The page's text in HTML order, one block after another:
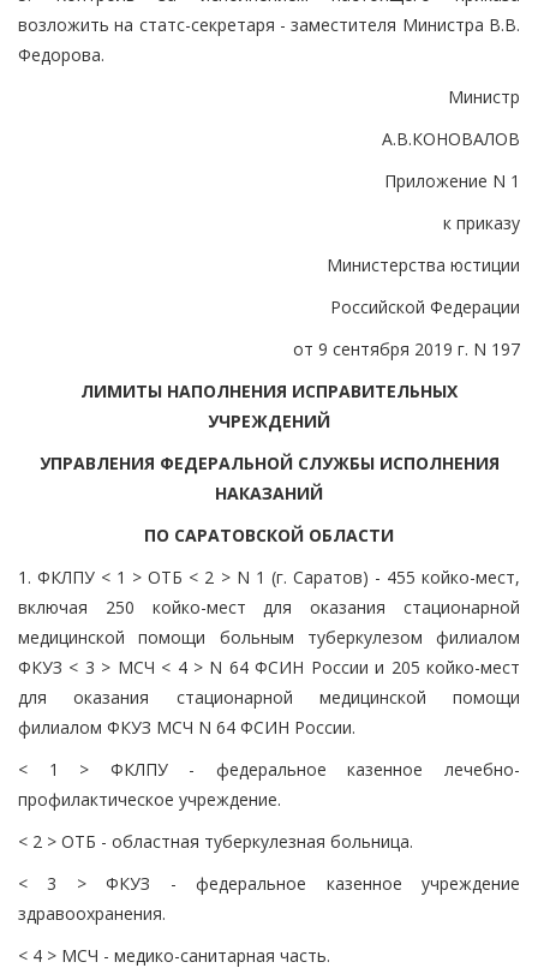
возложить на статс-секретаря - заместителя Министра В.В.
Федорова.
Министр
А.В.КОНОВАЛОВ
Приложение N 1
к приказу
Министерства юстиции
Российской Федерации
от 9 сентября 2019 г. N 197
ЛИМИТЫ НАПОЛНЕНИЯ ИСПРАВИТЕЛЬНЫХ
УЧРЕЖДЕНИЙ
УПРАВЛЕНИЯ ФЕДЕРАЛЬНОЙ СЛУЖБЫ ИСПОЛНЕНИЯ
НАКАЗАНИЙ
ПО САРАТОВСКОЙ ОБЛАСТИ
1. ФКЛПУ < 1 > ОТБ < 2 > N 1 (г. Саратов) - 455 койко-мест,
включая 250 койко-мест для оказания стационарной
медицинской помощи больным туберкулезом филиалом
ФКУЗ < 3 > МСЧ < 4 > N 64 ФСИН России и 205 койко-мест
для оказания стационарной медицинской помощи
филиалом ФКУЗ МСЧ N 64 ФСИН России.
< 1 > ФКЛПУ - федеральное казенное лечебно-
профилактическое учреждение.
< 2 > ОТБ - областная туберкулезная больница.
< 3 > ФКУЗ - федеральное казенное учреждение
здравоохранения.
< 4 > МСЧ - медико-санитарная часть.